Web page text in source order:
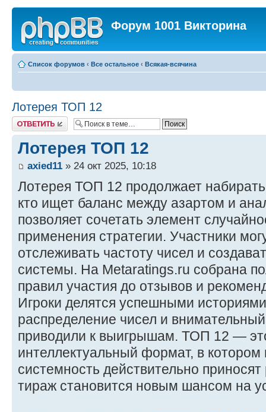
Форум 1001 Викторина
Список форумов ‹ Все остальное ‹ Всякая-всячина
Лотерея ТОП 12
Ответить
Лотерея ТОП 12
axied11 » 24 окт 2025, 10:18
Лотерея ТОП 12 продолжает
кто ищет баланс между азартом и
позволяет сочетать элемент
применения стратегии. Участники
отслеживать частоту чисел и
системы. На Metaratings.ru собрана
правил участия до отзывов и
Игроки делятся успешными
распределение чисел и
приводили к выигрышам. ТОП 12 —
интеллектуальный формат, в котором
системность действительно
тираж становится новым шансом на